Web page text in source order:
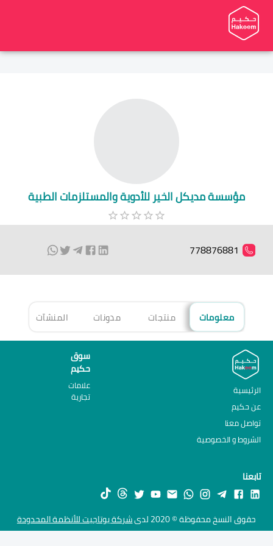
مؤسسة مديكل الخير للأدوية والمستلزمات الطبية
778876881
معلومات منتجات مدونات المنشآت
الرئيسية
عن حكيم
تواصل معنا
الشروط و الخصوصية
سوق
حكيم
علامات
تجارية
تابعنا
حقوق النسخ محفوظة © 2020 لدى شركة يوتاجيت للأنظمة المحدودة